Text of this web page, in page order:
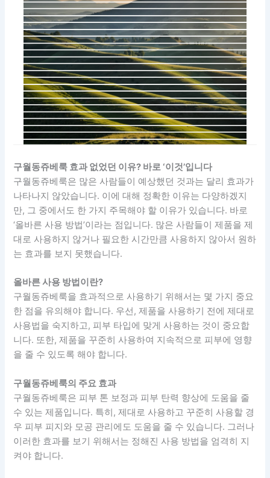
구월동쥬베룩 효과 없었던 이유? 바로 ‘이것’입니다
구월동쥬베룩은 많은 사람들이 예상했던 것과는 달리 효과가
나타나지 않았습니다. 이에 대해 정확한 이유는 다양하겠지
만, 그 중에서도 한 가지 주목해야 할 이유가 있습니다. 바로
‘올바른 사용 방법’이라는 점입니다. 많은 사람들이 제품을 제
대로 사용하지 않거나 필요한 시간만큼 사용하지 않아서 원하
는 효과를 보지 못했습니다.
올바른 사용 방법이란?
구월동쥬베룩을 효과적으로 사용하기 위해서는 몇 가지 중요
한 점을 유의해야 합니다. 우선, 제품을 사용하기 전에 제대로
사용법을 숙지하고, 피부 타입에 맞게 사용하는 것이 중요합
니다. 또한, 제품을 꾸준히 사용하여 지속적으로 피부에 영향
을 줄 수 있도록 해야 합니다.
구월동쥬베룩의 주요 효과
구월동쥬베룩은 피부 톤 보정과 피부 탄력 향상에 도움을 줄
수 있는 제품입니다. 특히, 제대로 사용하고 꾸준히 사용할 경
우 피부 피지와 모공 관리에도 도움을 줄 수 있습니다. 그러나
이러한 효과를 보기 위해서는 정해진 사용 방법을 엄격히 지
켜야 합니다.